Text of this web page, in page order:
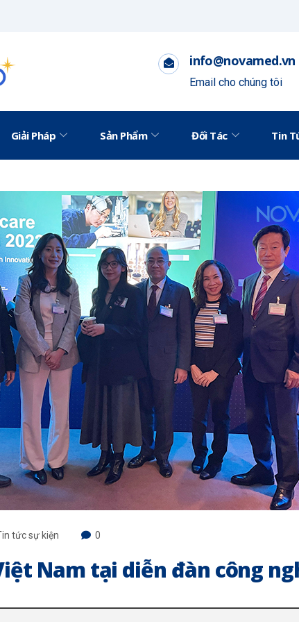
info@novamed.vn
Email cho chúng tôi
Giải Pháp Sản Phẩm Đối Tác Tin
tức sự kiện 0
Nam tại diễn đàn công